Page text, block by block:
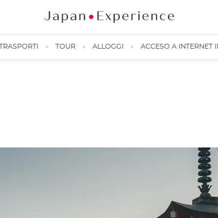
TOUR ALLOGGI ACCESO A INTERNET